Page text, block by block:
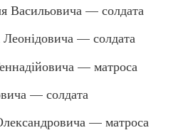
— солдата
— солдата
— матроса
— солдата
— матроса